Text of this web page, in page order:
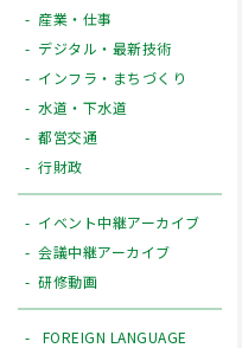
産業・仕事
デジタル・最新技術
インフラ・まちづくり
水道・下水道
都営交通
行財政
イベント中継アーカイブ
会議中継アーカイブ
研修動画
FOREIGN LANGUAGE